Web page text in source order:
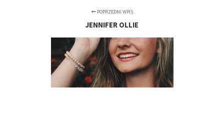
POPRZEDNI WPIS
JENNIFER OLLIE